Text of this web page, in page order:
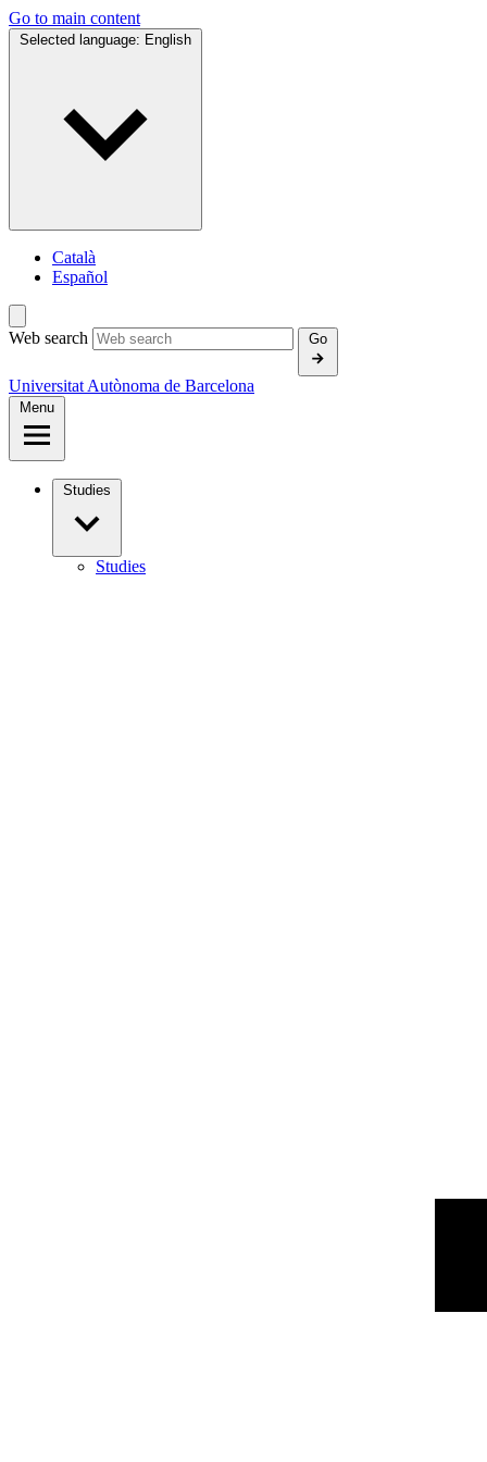
Go to main content
Selected language: English
Català
Español
Web search Go
Universitat Autònoma de Barcelona
Menu
Studies
Studies